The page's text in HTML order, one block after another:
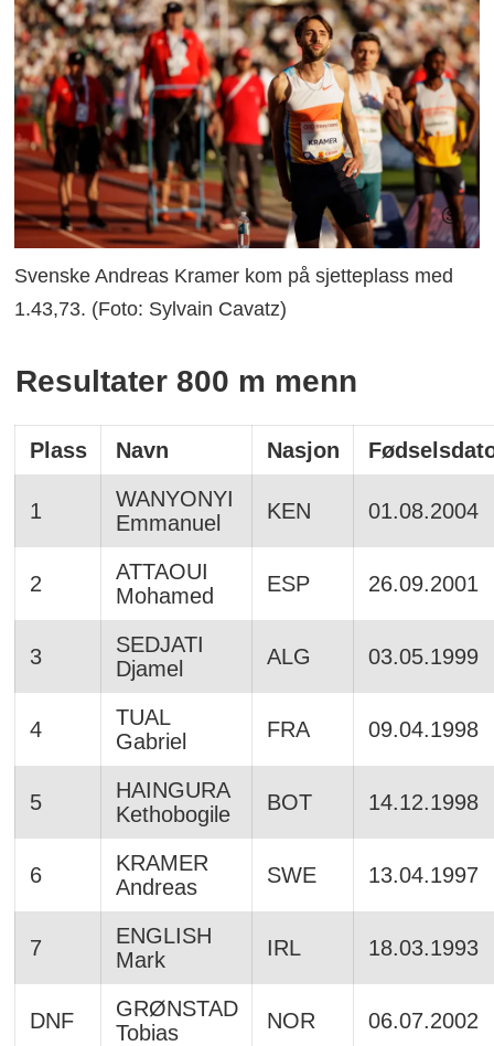
Svenske Andreas Kramer kom på sjetteplass med
1.43,73. (Foto: Sylvain Cavatz)
Resultater 800 m menn
Plass Navn Nasjon
1
WANYONYI
Emmanuel
KEN 01.08.2004
2
ATTAOUI
Mohamed
ESP 26.09.2001
3
SEDJATI
Djamel
ALG 03.05.1999
4
TUAL
Gabriel
FRA 09.04.1998
5
HAINGURA
Kethobogile
BOT 14.12.1998
6
KRAMER
Andreas
SWE 13.04.1997
7
ENGLISH
Mark
IRL 18.03.1993
DNF
GRØNSTAD
Tobias
NOR 06.07.2002